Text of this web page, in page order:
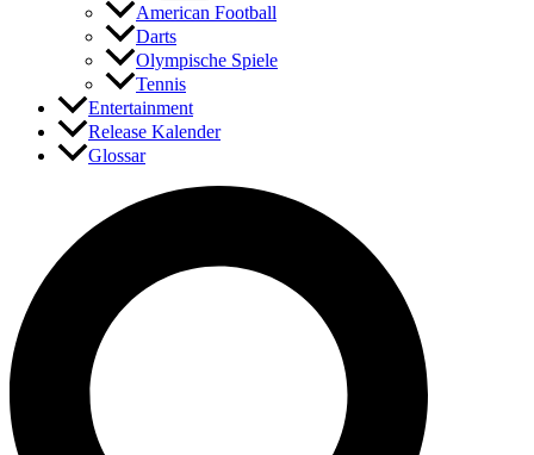
American Football
Darts
Olympische Spiele
Tennis
Entertainment
Release Kalender
Glossar